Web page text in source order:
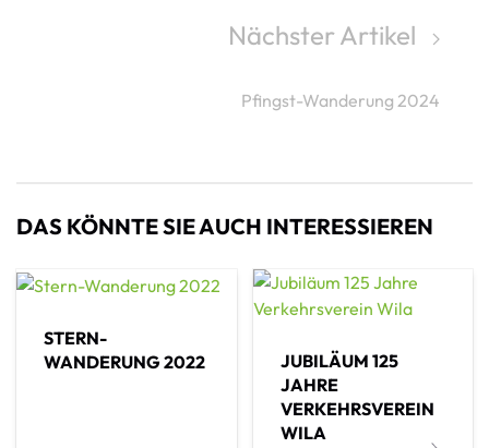
Nächster Artikel
Pfingst-Wanderung 2024
DAS KÖNNTE SIE AUCH INTERESSIEREN
STERN-
WANDERUNG 2022
JUBILÄUM 125
JAHRE
VERKEHRSVEREIN
WILA